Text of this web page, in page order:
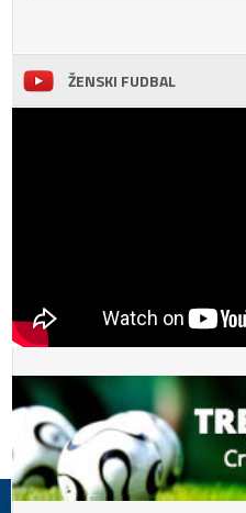
ŽENSKI FUDBAL